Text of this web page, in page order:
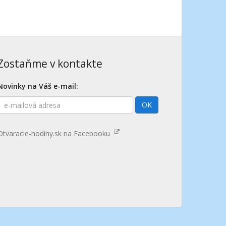
v kontakte
na Váš e-mail:
OK
hodiny.sk na Facebooku